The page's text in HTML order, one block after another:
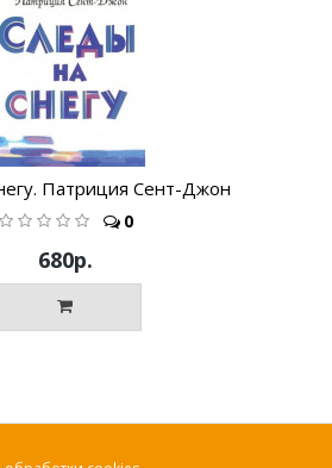
Патриция Сент-Джон
0
680р.